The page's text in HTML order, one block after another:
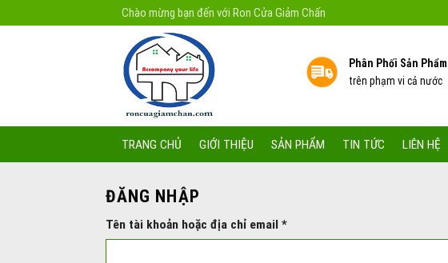
Chào mừng bạn đến với Ron Cửa Giảm Chấn
Phân Phối Sản Phẩm
trên phạm vi cả nước
TRANG CHỦ GIỚI THIỆU SẢN PHẨM TIN TỨC LIÊN HỆ
ĐĂNG NHẬP
Tên tài khoản hoặc địa chỉ email *